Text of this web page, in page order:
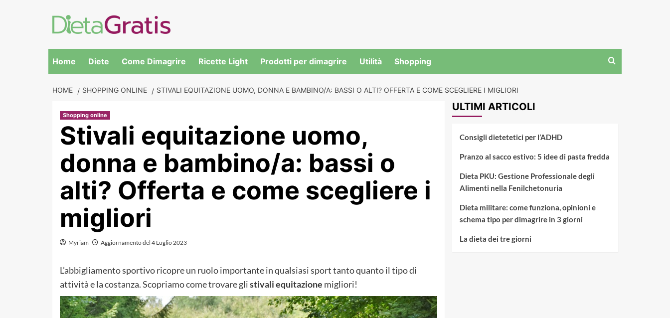
to
content
Home Diete Come Dimagrire Ricette Light Prodotti per dimagrire Utilità Shopping
HOME SHOPPING ONLINE STIVALI EQUITAZIONE UOMO, DONNA E BAMBINO/A: BASSI O ALTI? OFFERTA E COME SCEGLIERE I MIGLIORI
Shopping online
Stivali equitazione uomo,
donna e bambino/a: bassi o
alti? Offerta e come scegliere i
migliori
Myriam Aggiornamento del 4 Luglio 2023
L’abbigliamento sportivo ricopre un ruolo importante in qualsiasi sport tanto quanto il tipo di
attività e la costanza. Scopriamo come trovare glistivali equitazione migliori!
ULTIMI ARTICOLI
Consigli dietetetici per l’ADHD
Pranzo al sacco estivo: 5 idee di pasta fredda
Dieta PKU: Gestione Professionale degli
Alimenti nella Fenilchetonuria
Dieta militare: come funziona, opinioni e
schema tipo per dimagrire in 3 giorni
La dieta dei tre giorni